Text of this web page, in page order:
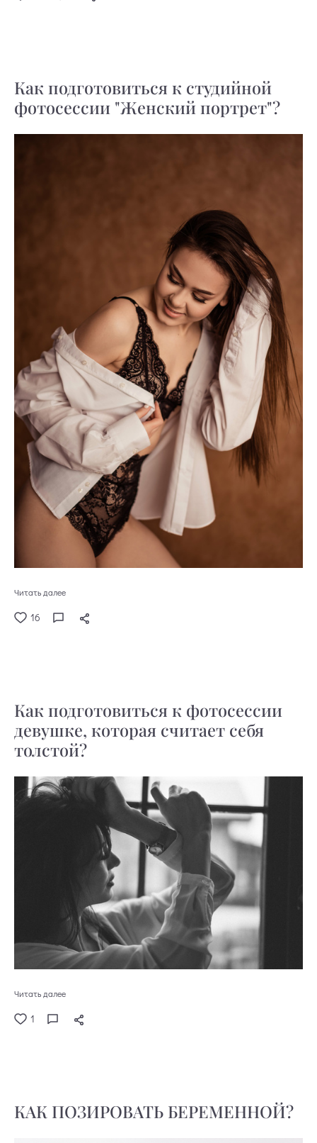
Как подготовиться к студийной
фотосессии "Женский портрет"?
Читать далее
16
Как подготовиться к фотосессии
девушке, которая считает себя
толстой?
Читать далее
1
КАК ПОЗИРОВАТЬ БЕРЕМЕННОЙ?